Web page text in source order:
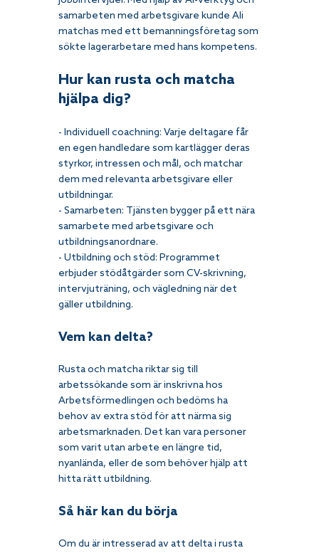
samarbeten med arbetsgivare kunde Ali
matchas med ett bemanningsföretag som
sökte lagerarbetare med hans kompetens.
Hur kan rusta och matcha
hjälpa dig?
- Individuell coachning: Varje deltagare får
en egen handledare som kartlägger deras
styrkor, intressen och mål, och matchar
dem med relevanta arbetsgivare eller
utbildningar.
- Samarbeten: Tjänsten bygger på ett nära
samarbete med arbetsgivare och
utbildningsanordnare.
- Utbildning och stöd: Programmet
erbjuder stödåtgärder som CV-skrivning,
intervjuträning, och vägledning när det
gäller utbildning.
Vem kan delta?
Rusta och matcha riktar sig till
arbetssökande som är inskrivna hos
Arbetsförmedlingen och bedöms ha
behov av extra stöd för att närma sig
arbetsmarknaden. Det kan vara personer
som varit utan arbete en längre tid,
nyanlända, eller de som behöver hjälp att
hitta rätt utbildning.
Så här kan du börja
Om du är intresserad av att delta i rusta